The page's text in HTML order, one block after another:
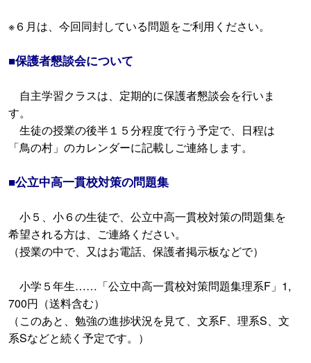
※６月は、今回同封している問題をご利用ください。
■保護者懇談会について
自主学習クラスは、定期的に保護者懇談会を行いま
す。
生徒の授業の後半１５分程度で行う予定で、日程は
「鳥の村」のカレンダーに記載しご連絡します。
■公立中高一貫校対策の問題集
小５、小６の生徒で、公立中高一貫校対策の問題集を
希望される方は、ご連絡ください。
（授業の中で、又はお電話、保護者掲示板などで）
小学５年生……「公立中高一貫校対策問題集理系F」1,
700円（送料含む）
（このあと、勉強の進捗状況を見て、文系F、理系S、文
系Sなどと続く予定です。）